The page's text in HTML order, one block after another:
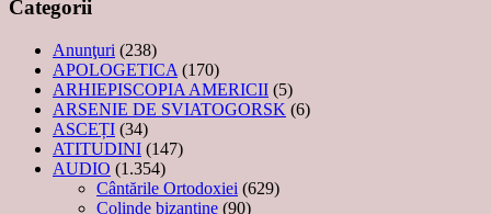
Categorii
Anunţuri (238)
APOLOGETICA (170)
ARHIEPISCOPIA AMERICII (5)
ARSENIE DE SVIATOGORSK (6)
ASCEȚI (34)
ATITUDINI (147)
AUDIO (1.354)
Cântările Ortodoxiei (629)
Colinde bizantine (90)